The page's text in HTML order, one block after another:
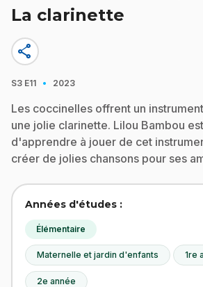
La clarinette
share
S3 E11 · 2023
Les coccinelles offrent un
une jolie clarinette. Lilou Bambou
d'apprendre à jouer de cet
créer de jolies chansons pour ses
Années d'études :
Élémentaire
Maternelle et jardin d'enfants 1re
2e année